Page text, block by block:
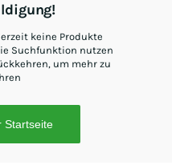
keine Produkte
Suchfunktion nutzen
um mehr zu
Startseite